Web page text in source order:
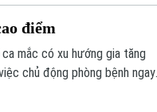
điểm
mắc có xu hướng gia tăng
chủ động phòng bệnh ngay